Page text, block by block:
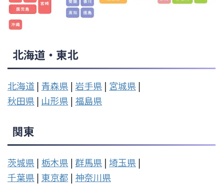
北海道・東北
北海道 | 青森県 | 岩手県 | 宮城県 |
秋田県 | 山形県 | 福島県
関東
茨城県 | 栃木県 | 群馬県 | 埼玉県 |
千葉県 | 東京都 | 神奈川県